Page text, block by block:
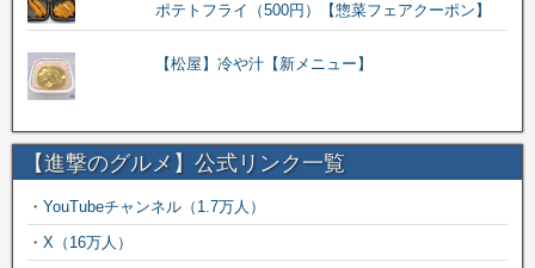
ポテトフライ（500円）【惣菜フェアクーポン】
【松屋】冷や汁【新メニュー】
【進撃のグルメ】公式リンク一覧
・ YouTubeチャンネル（1.7万人）
・ X（16万人）